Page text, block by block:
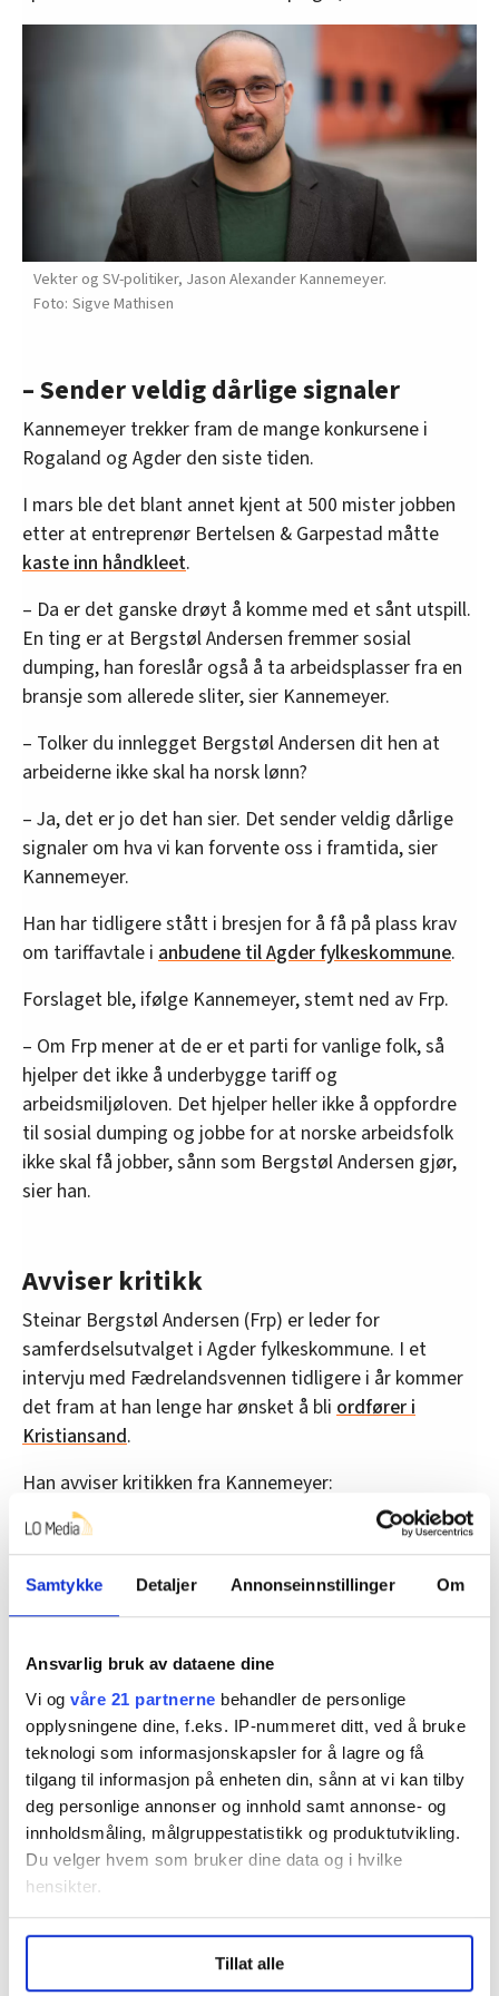
Samtykke Detaljer Annonseinnstillinger Om
Ansvarlig bruk av dataene dine
Vi og våre 21 partnerne behandler de personlige
opplysningene dine, f.eks. IP-nummeret ditt, ved å bruke
teknologi som informasjonskapsler for å lagre og få
tilgang til informasjon på enheten din, sånn at vi kan tilby
deg personlige annonser og innhold samt annonse- og
innholdsmåling, målgruppestatistikk og produktutvikling.
Du velger hvem som bruker dine data og i hvilke
hensikter.
Undermer infokan du lese om hvordan dine personlige
data behandles og hvordan du kan velge hvordan de skal
Tillat alle
Vekter og SV-politiker, Jason Alexander Kannemeyer.
Sigve Mathisen
– Sender veldig dårlige signaler
Kannemeyer trekker fram de mange konkursene i
Rogaland og Agder den siste tiden.
I mars ble det blant annet kjent at 500 mister jobben
etter at entreprenør Bertelsen & Garpestad måtte
kaste inn håndkleet.
– Da er det ganske drøyt å komme med et sånt utspill.
En ting er at Bergstøl Andersen fremmer sosial
dumping, han foreslår også å ta arbeidsplasser fra en
bransje som allerede sliter, sier Kannemeyer.
– Tolker du innlegget Bergstøl Andersen dit hen at
arbeiderne ikke skal ha norsk lønn?
– Ja, det er jo det han sier. Det sender veldig dårlige
signaler om hva vi kan forvente oss i framtida, sier
Kannemeyer.
Han har tidligere stått i bresjen for å få på plass krav
om tariffavtale i anbudene til Agder fylkeskommune.
Forslaget ble, ifølge Kannemeyer, stemt ned av Frp.
– Om Frp mener at de er et parti for vanlige folk, så
hjelper det ikke å underbygge tariff og
arbeidsmiljøloven. Det hjelper heller ikke å oppfordre
til sosial dumping og jobbe for at norske arbeidsfolk
ikke skal få jobber, sånn som Bergstøl Andersen gjør,
sier han.
Avviser kritikk
Steinar Bergstøl Andersen (Frp) er leder for
samferdselsutvalget i Agder fylkeskommune. I et
intervju med Fædrelandsvennen tidligere i år kommer
det fram at han lenge har ønsket å bli ordfører i
Kristiansand.
Han avviser kritikken fra Kannemeyer:
– At representanter fra et parti som ønsker å legge
ned oljenæringen, som er med å finansiere vår
tyder på at Kannemeyer lever i en parallell virkelighet.
sosial dumping.
– Jeg sa at Finland eller Tyskland er land som bygger
raskere enn oss, rimeligere enn oss og bedre enn oss
på jernbane. De regulerer og gjør planarbeidet også
langt mer effektiv enn vi gjør i Norge.
Han legger til:
raskere, rimeligere og mer effektivt, og norske
myndigheter hadde lært hvordan vi kan bygge ut og
utbedre andre områder like effektivt. Jeg er den